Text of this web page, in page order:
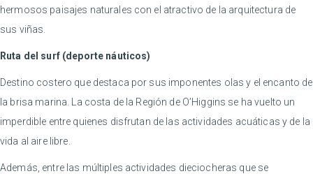
hermosos paisajes naturales con el atractivo de la arquitectura de
sus viñas.
Ruta del surf (deporte náuticos)
Destino costero que destaca por sus imponentes olas y el encanto de
la brisa marina. La costa de la Región de O’Higgins se ha vuelto un
imperdible entre quienes disfrutan de las actividades acuáticas y de la
vida al aire libre.
Además, entre las múltiples actividades dieciocheras que se